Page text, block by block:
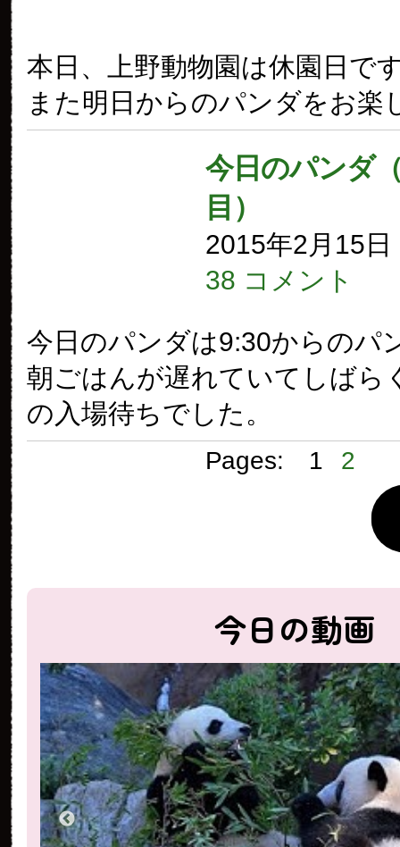
本日、上野動物園は休園日で
また明日からのパンダをお楽
今日のパンダ
目）
2015年2月15日
38 コメント
今日のパンダは9:30からのパ
朝ごはんが遅れていてしばら
の入場待ちでした。
Pages: 1 2
今日の動画